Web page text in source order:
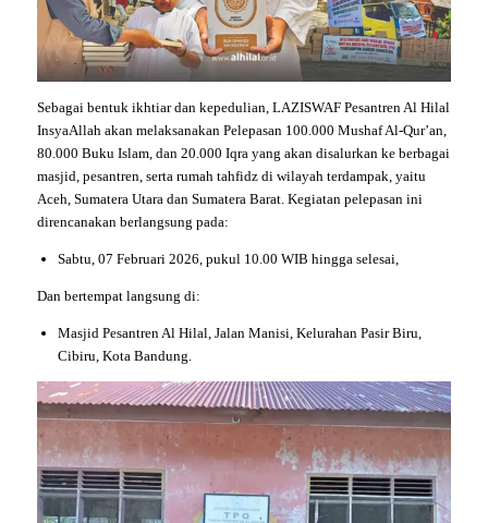
Sebagai bentuk ikhtiar dan kepedulian, LAZISWAF Pesantren Al Hilal
InsyaAllah akan melaksanakan Pelepasan 100.000 Mushaf Al-Qur’an,
80.000 Buku Islam, dan 20.000 Iqra yang akan disalurkan ke berbagai
masjid, pesantren, serta rumah tahfidz di wilayah terdampak, yaitu
Aceh, Sumatera Utara dan Sumatera Barat. Kegiatan pelepasan ini
direncanakan berlangsung pada:
Sabtu, 07 Februari 2026, pukul 10.00 WIB hingga selesai,
Dan bertempat langsung di:
Masjid Pesantren Al Hilal, Jalan Manisi, Kelurahan Pasir Biru,
Cibiru, Kota Bandung.